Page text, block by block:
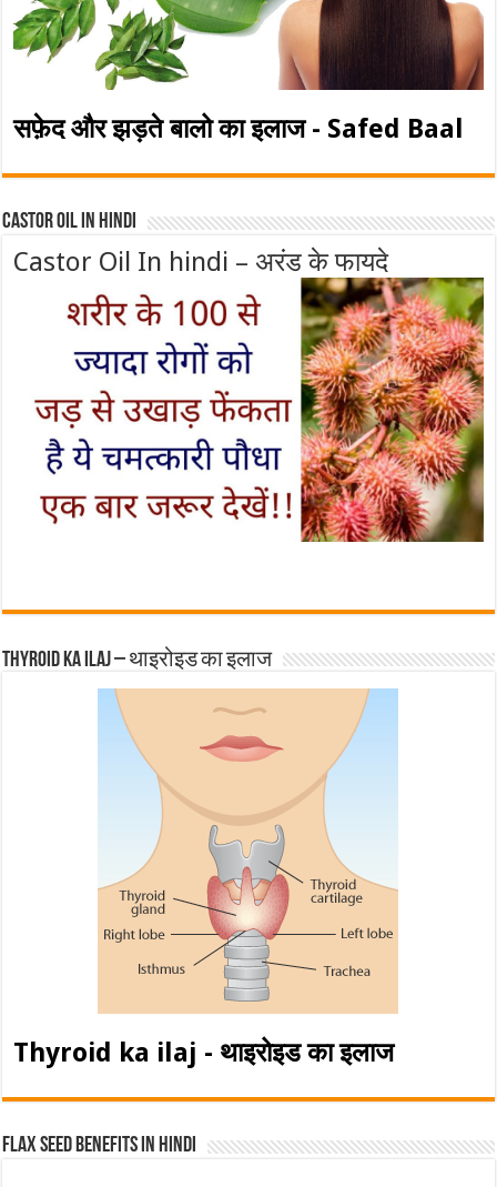
सफ़ेद और झड़ते बालो का इलाज - Safed Baal
Castor Oil In Hindi
Castor Oil In hindi – अरंड के फायदे
Thyroid ka ilaj – थाइरोइड का इलाज
Thyroid ka ilaj - थाइरोइड का इलाज
Flax Seed Benefits in hindi